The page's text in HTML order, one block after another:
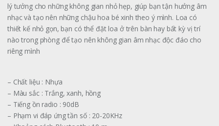
lý tưởng cho những không gian nhỏ hẹp, giúp bạn tận hưởng âm
nhạc và tạo nên những chậu hoa bé xinh theo ý mình. Loa có
thiết kế nhỏ gọn, bạn có thể đặt loa ở trên bàn hay bất kỳ vị trí
nào trong phòng để tạo nên không gian âm nhạc độc đáo cho
riêng mình
– Chất liệu : Nhựa
– Màu sắc : Trắng, xanh, hồng
– Tiếng ồn radio : 90dB
– Phạm vi đáp ứng tần số : 20-20KHz